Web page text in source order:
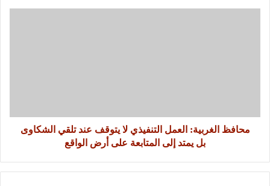
محافظ الغربية: العمل التنفيذي لا يتوقف عند تلقي الشكاوى
بل يمتد إلى المتابعة على أرض الواقع